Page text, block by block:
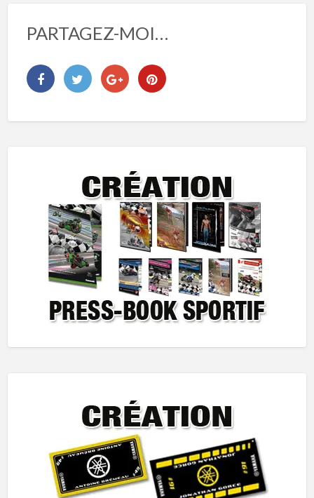
PARTAGEZ-MOI…